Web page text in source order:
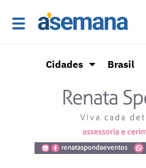
Cidades Brasil